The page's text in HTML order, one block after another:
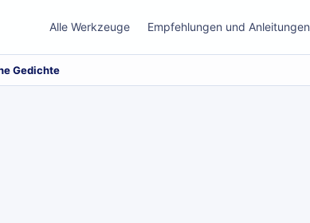
Alle Werkzeuge Empfehlungen und Anleitungen
Gedichte